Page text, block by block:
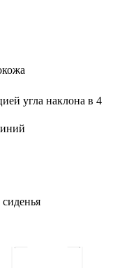
угла наклона в 4